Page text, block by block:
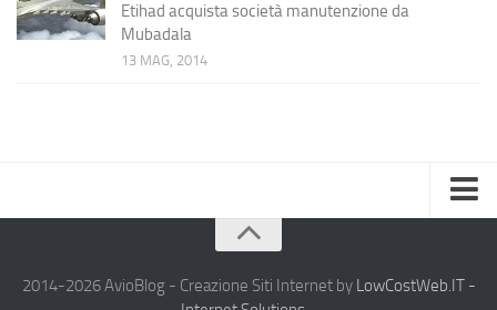
Etihad acquista società manutenzione da
Mubadala
13 MAG, 2014
Chi Siamo
2014-2026 AvioBlog - Creazione Siti Internet by LowCostWeb.IT -